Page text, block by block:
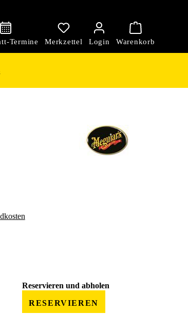
Reservieren und abholen
RESERVIEREN